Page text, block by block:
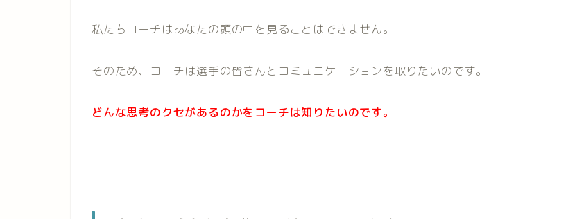
私たちコーチはあなたの頭の中を見ることはできません。
そのため、コーチは選手の皆さんとコミュニケーションを取りたいのです。
どんな思考のクセがあるのかをコーチは知りたいのです。